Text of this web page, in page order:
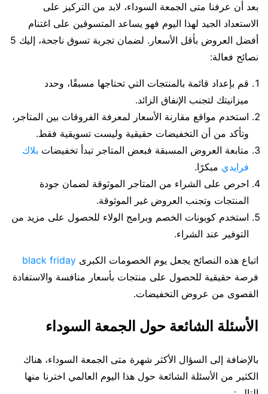
بعد أن عرفنا متى الجمعة السوداء، لابد من التركيز على
الاستعداد الجيد لهذا اليوم فهو يساعد المتسوقين على اغتنام
أفضل العروض بأقل الأسعار. لضمان تجربة تسوق ناجحة، إليك 5
نصائح فعالة:
قم بإعداد قائمة بالمنتجات التي تحتاجها مسبقًا، وحدد
ميزانيتك لتجنب الإنفاق الزائد.
استخدم مواقع مقارنة الأسعار لمعرفة الفروقات بين المتاجر،
وتأكد من أن التخفيضات حقيقية وليست تسويقية فقط.
متابعة العروض المسبقة فبعض المتاجر تبدأ تخفيضات بلاك
فرايدي مبكرًا.
احرص على الشراء من المتاجر الموثوقة لضمان جودة
المنتجات وتجنب العروض غير الموثوقة.
استخدم كوبونات الخصم وبرامج الولاء للحصول على مزيد من
التوفير عند الشراء.
اتباع هذه النصائح يجعل يوم الخصومات الكبرى black friday
فرصة حقيقية للحصول على منتجات بأسعار منافسة والاستفادة
القصوى من عروض التخفيضات.
الأسئلة الشائعة حول الجمعة السوداء
بالإضافة إلى السؤال الأكثر شهرة متى الجمعة السوداء، هناك
الكثير من الأسئلة الشائعة حول هذا اليوم العالمي اخترنا منها